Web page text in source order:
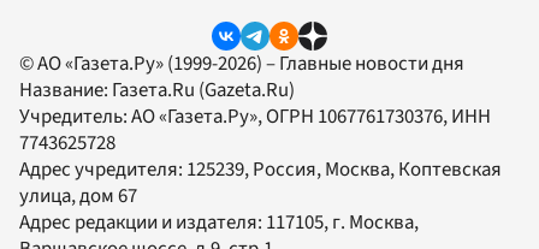
© АО «Газета.Ру» (1999-2026) – Главные новости дня
Название: Газета.Ru (Gazeta.Ru)
Учредитель:АО «Газета.Ру», ОГРН 1067761730376, ИНН
7743625728
Адрес учредителя: 125239, Россия, Москва, Коптевская
улица, дом 67
Адрес редакции и издателя: 117105, г. Москва,